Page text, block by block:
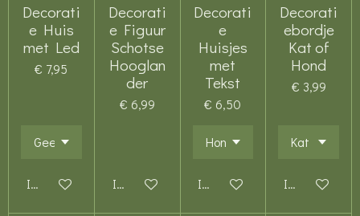
Decorati
e Huis
met Led
€ 7,95
In winkelwagen
Decorati
e Figuur
Schotse
Hooglan
der
€ 6,99
In winkelwagen
Decorati
e
Huisjes
met
Tekst
€ 6,50
In winkelwagen
Decorati
ebordje
Kat of
Hond
€ 3,99
In